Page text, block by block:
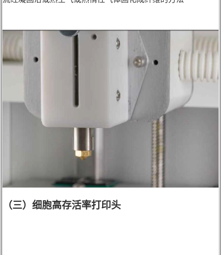
（三） 细胞高存活率打印头